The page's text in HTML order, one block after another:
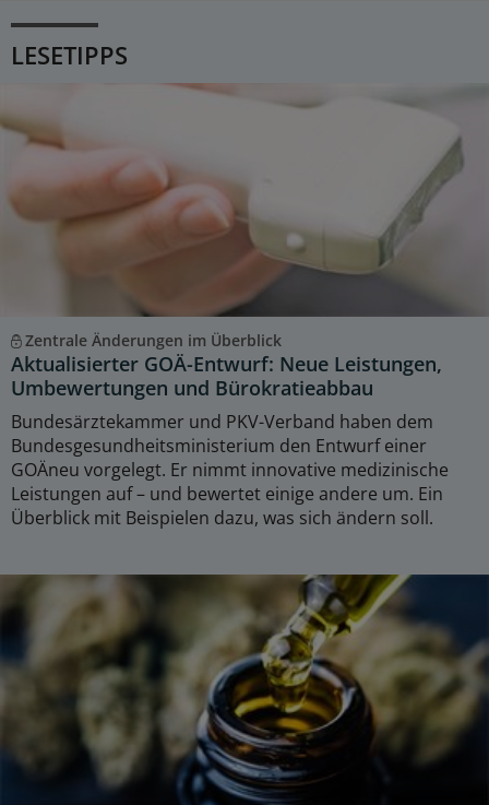
LESETIPPS
Zentrale Änderungen im Überblick
Aktualisierter GOÄ-Entwurf: Neue Leistungen,
Umbewertungen und Bürokratieabbau
Bundesärztekammer und PKV-Verband haben dem
Bundesgesundheitsministerium den Entwurf einer
GOÄneu vorgelegt. Er nimmt innovative medizinische
Leistungen auf – und bewertet einige andere um. Ein
Überblick mit Beispielen dazu, was sich ändern soll.